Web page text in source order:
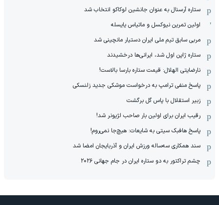
ستاره آرسنال به عنوان جانشین لوکاکو انتخاب شد
اولین تمرین نیوکسل و ماتیاس یایسله
مربی سابق تیم ملی ایران دستیار مانچینی شد
ستاره ژاپن اول شد، ایرانی‌ها درخشیدند
نارضایتی الهلال: قیمت ستاره بارسا بالاست!
پاسخ منفی ترامپ به درخواست موشکی جدید زلنسکی
زبیر استقلال با پاس گل برگشت
رقیب ایران برای اولین بار صاحب لژیونر شد!
پاسخ هافبک سیتی به شایعات: هیچ‌جا نمی‌روم!
سند همکاری سه‌ساله‌ ‌ورزش ایران و آذربایجان امضا شد
چشم تراکتور به دو ستاره ایران در جام جهانی ۲۰۲۶